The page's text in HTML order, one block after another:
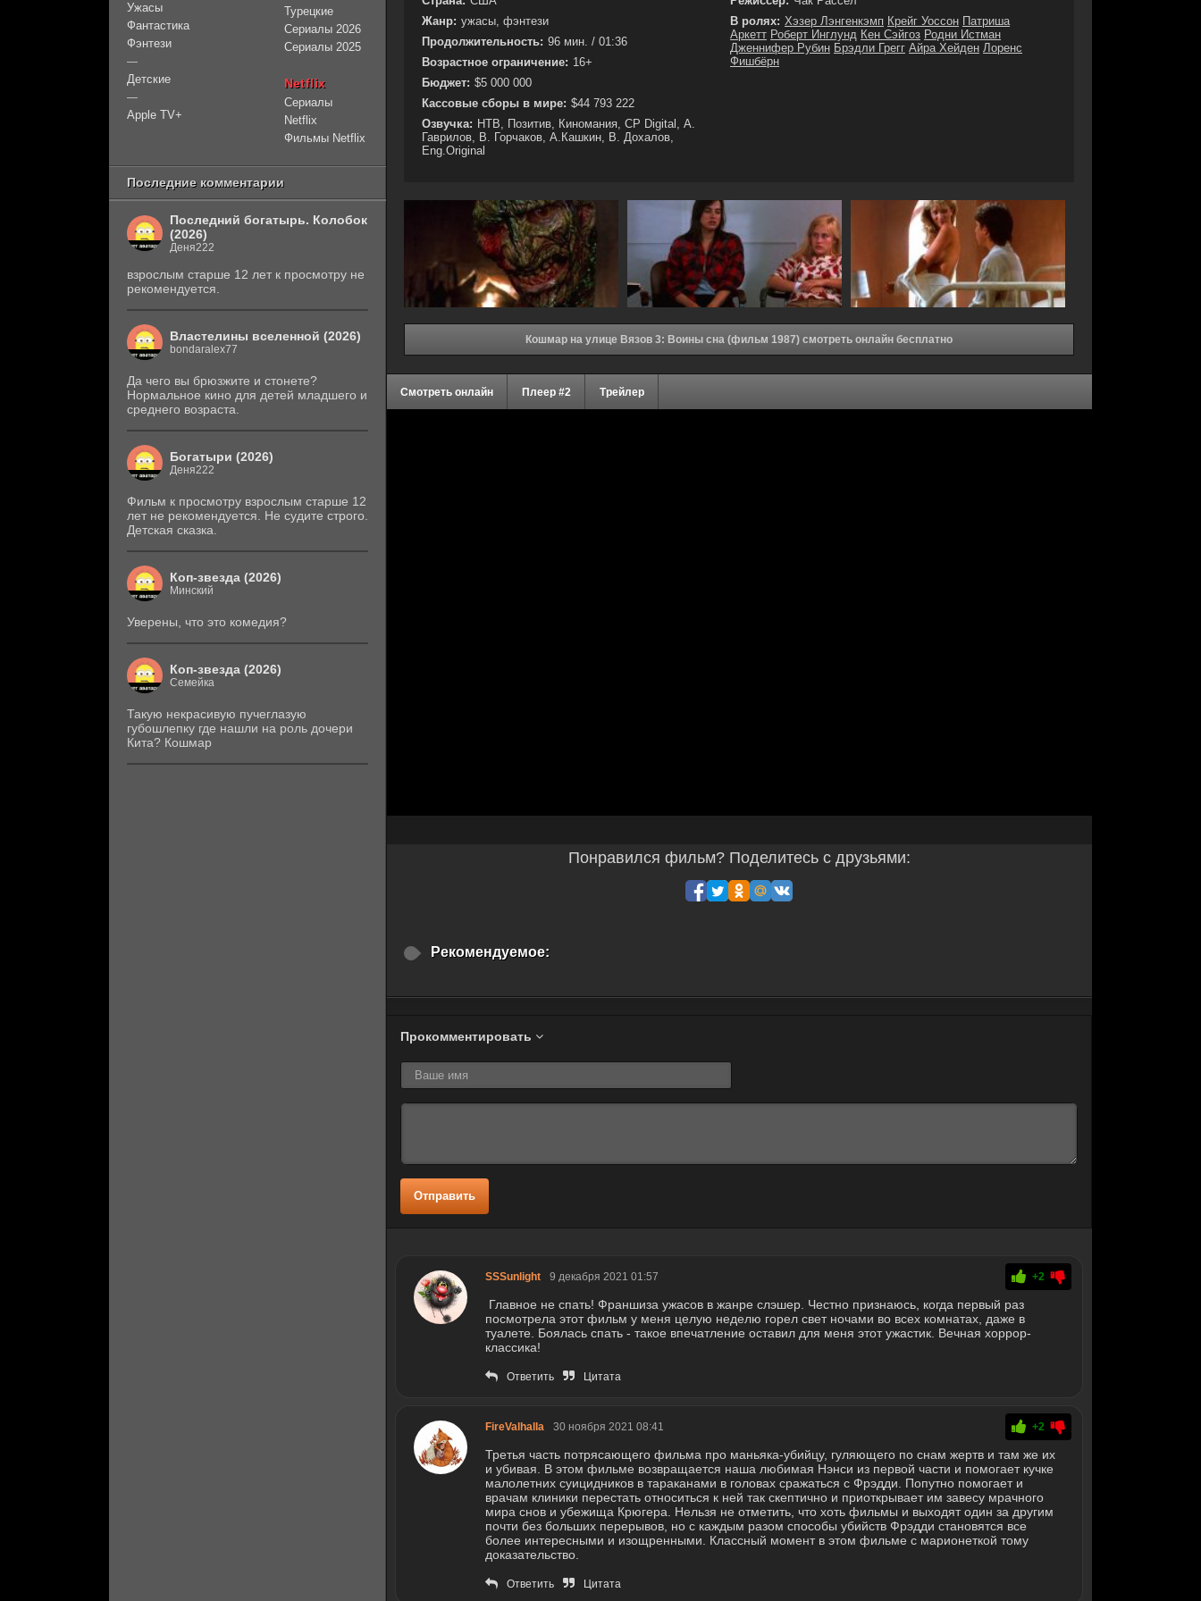
Жанр: ужасы, фэнтези
Продолжительность: 96 мин. / 01:36
Возрастное ограничение: 16+
Бюджет: $5 000 000
Кассовые сборы в мире: $44 793 222
Озвучка: НТВ, Позитив, Киномания, CP Digital, А.
Гаврилов, В. Горчаков, А.Кашкин, В. Дохалов,
Eng.Original
В ролях: Хэзер Лэнгенкэмп Крейг Уоссон Патриша
Аркетт Роберт Инглунд Кен Сэйгоз Родни Истман
Дженнифер Рубин Брэдли Грегг Айра Хейден Лоренс
Фишбёрн
Кошмар на улице Вязов 3: Воины сна (фильм 1987) смотреть онлайн бесплатно
Смотреть онлайн Плеер #2 Трейлер
Понравился фильм? Поделитесь с друзьями:
Рекомендуемое:
Прокомментировать
Отправить
SSSunlight 9 декабря 2021 01:57 +2
Главное не спать! Франшиза ужасов в жанре слэшер. Честно признаюсь, когда первый раз
посмотрела этот фильм у меня целую неделю горел свет ночами во всех комнатах, даже в
туалете. Боялась спать - такое впечатление оставил для меня этот ужастик. Вечная хоррор-
классика!
Ответить Цитата
FireValhalla 30 ноября 2021 08:41 +2
Третья часть потрясающего фильма про маньяка-убийцу, гуляющего по снам жертв и там же их
и убивая. В этом фильме возвращается наша любимая Нэнси из первой части и помогает кучке
малолетних суицидников в тараканами в головах сражаться с Фрэдди. Попутно помогает и
врачам клиники перестать относиться к ней так скептично и приоткрывает им завесу мрачного
мира снов и убежища Крюгера. Нельзя не отметить, что хоть фильмы и выходят один за другим
почти без больших перерывов, но с каждым разом способы убийств Фрэдди становятся все
более интересными и изощренными. Классный момент в этом фильме с марионеткой тому
доказательство.
Ответить Цитата
Ужасы
Фантастика
Фэнтези
—
Детские
—
Apple TV+
Турецкие
Сериалы 2026
Сериалы 2025
Netflix
Сериалы
Netflix
Фильмы Netflix
Последние комментарии
Последний богатырь. Колобок
(2026)
Деня222
взрослым старше 12 лет к просмотру не
рекомендуется.
Властелины вселенной (2026)
bondaralex77
Да чего вы брюзжите и стонете?
Нормальное кино для детей младшего и
среднего возраста.
Богатыри (2026)
Деня222
Фильм к просмотру взрослым старше 12
лет не рекомендуется. Не судите строго.
Детская сказка.
Коп-звезда (2026)
Минский
Уверены, что это комедия?
Коп-звезда (2026)
Семейка
Такую некрасивую пучеглазую
губошлепку где нашли на роль дочери
Кита? Кошмар